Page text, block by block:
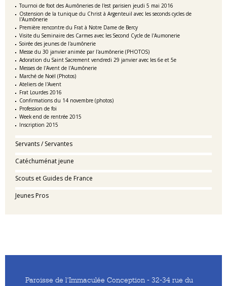
Tournoi de foot des Aumôneries de l'est parisien jeudi 5 mai 2016
Ostension de la tunique du Christ à Argenteuil avec les seconds cycles de
l'Aumônerie
Première rencontre du Frat à Notre Dame de Bercy
Visite du Seminaire des Carmes avec les Second Cycle de l'Aumonerie
Soirée des jeunes de l'aumônerie
Messe du 30 janvier animée par l'aumônerie (PHOTOS)
Adoration du Saint Sacrement vendredi 29 janvier avec les 6e et 5e
Messes de l'Avent de l'Aumônerie
Marché de Noël (Photos)
Ateliers de l'Avent
Frat Lourdes 2016
Confirmations du 14 novembre (photos)
Profession de foi
Week end de rentrée 2015
Inscription 2015
Servants / Servantes
Catéchuménat jeune
Scouts et Guides de France
Jeunes Pros
Paroisse de l'Immaculée Conception - 32-34 rue du